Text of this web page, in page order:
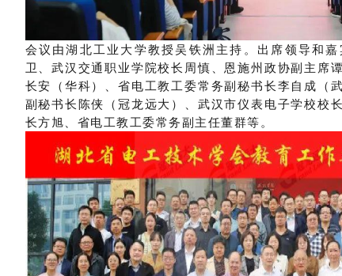
会议由湖北工业大学教授吴铁洲主持。出席领导和
卫、武汉交通职业学院校长周慎、恩施州政协副主席
长安（华科）、省电工教工委常务副秘书长李自成（
副秘书长陈侠（冠龙远大）、武汉市仪表电子学校校
长方旭、省电工教工委常务副主任董群等。